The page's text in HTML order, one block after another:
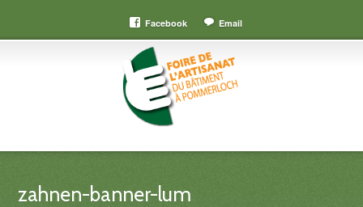
Facebook Email
zahnen-banner-lum